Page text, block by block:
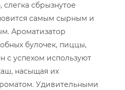
слегка сбрызнутое
самым сырным и
Ароматизатор
булочек, пиццы,
с успехом используют
насыщая их
Удивительными